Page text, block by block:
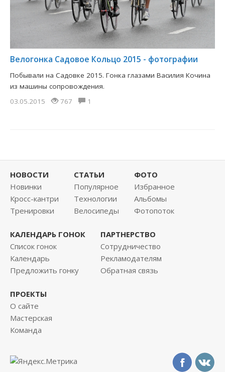
Велогонка Садовое Кольцо 2015 - фотографии
Побывали на Садовке 2015. Гонка глазами Василия Кочина
из машины сопровождения.
03.05.2015
767 1
НОВОСТИ
Новинки
Кросс-кантри
Тренировки
СТАТЬИ
Популярное
Технологии
Велосипеды
ФОТО
Избранное
Альбомы
Фотопоток
КАЛЕНДАРЬ ГОНОК
Список гонок
Календарь
Предложить гонку
ПАРТНЕРСТВО
Сотрудничество
Рекламодателям
Обратная связь
ПРОЕКТЫ
О сайте
Мастерская
Команда